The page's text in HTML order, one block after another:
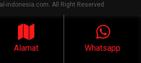
indonesia.com. All Right Reserved.
Alamat Whatsapp